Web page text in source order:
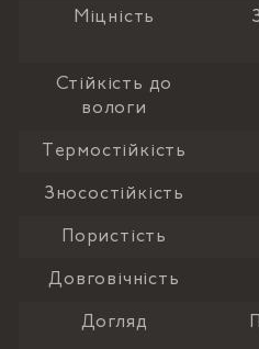
Міцність
Стійкість до
вологи
Термостійкість
Зносостійкість
Пористість
Довговічність
Догляд